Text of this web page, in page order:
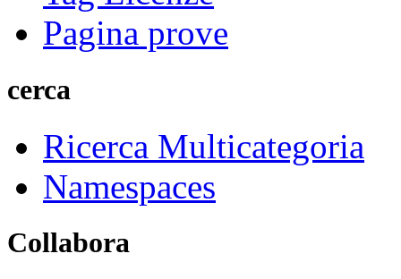
Pagina prove
cerca
Ricerca Multicategoria
Namespaces
Collabora